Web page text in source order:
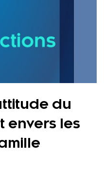
du
envers les